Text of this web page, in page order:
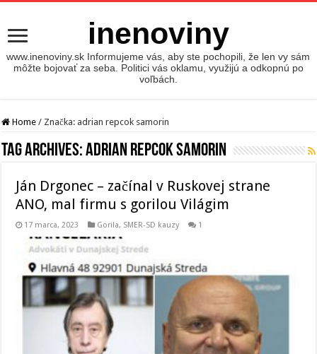
inenoviny
www.inenoviny.sk Informujeme vás, aby ste pochopili, že len vy sám
môžte bojovať za seba. Politici vás oklamu, využijú a odkopnú po
voľbách.
Home / Značka: adrian repcok samorin
Tag Archives:adrian repcok samorin
Ján Drgonec – začínal v Ruskovej strane
ANO, mal firmu s gorilou Világim
17 marca, 2023 Gorila, SMER-SD kauzy 1